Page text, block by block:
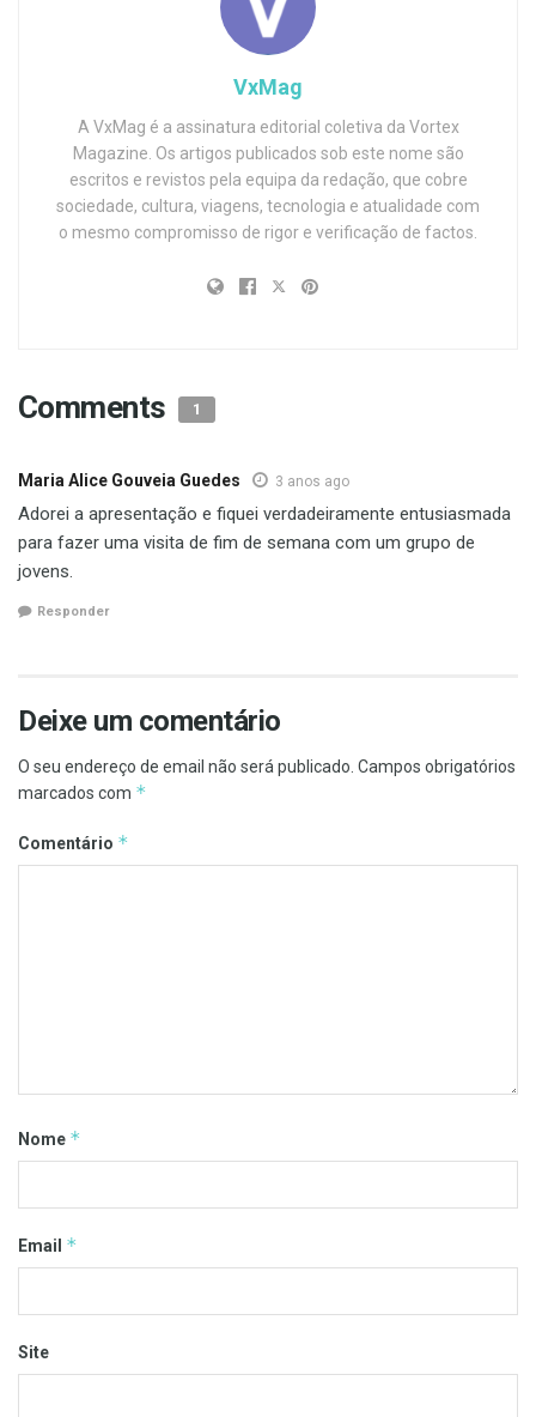
VxMag
A VxMag é a assinatura editorial coletiva da Vortex
Magazine. Os artigos publicados sob este nome são
escritos e revistos pela equipa da redação, que cobre
sociedade, cultura, viagens, tecnologia e atualidade com
o mesmo compromisso de rigor e verificação de factos.
Comments 1
Maria Alice Gouveia Guedes 3 anos ago
Adorei a apresentação e fiquei verdadeiramente entusiasmada
para fazer uma visita de fim de semana com um grupo de
jovens.
Responder
Deixe um comentário
O seu endereço de email não será publicado. Campos obrigatórios
marcados com *
Comentário *
Nome *
Email *
Site